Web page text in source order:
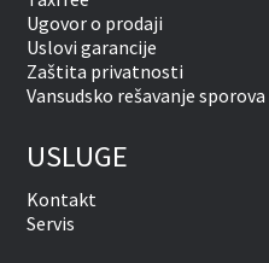
Ugovor o prodaji
Uslovi garancije
Zaštita privatnosti
Vansudsko rešavanje sporova
USLUGE
Kontakt
Servis